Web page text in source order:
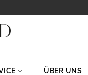
ÜBER UNS